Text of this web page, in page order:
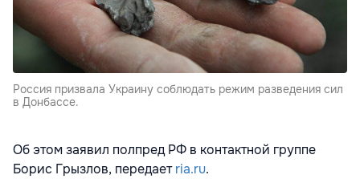
Россия призвала Украину соблюдать режим разведения сил
в Донбассе.
Об этом заявил полпред РФ в контактной группе
Борис Грызлов, передаетria.ru.